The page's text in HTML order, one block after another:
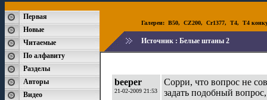
Первая
Новые
Читаемые
По алфавиту
Разделы
Авторы
Видео
Галереи: B50, CZ200, Cr1377, T4, T4
Источник : Белые штаны 2
beeper
21-02-2009 21:53
Сорри, что вопрос не
задать подобный